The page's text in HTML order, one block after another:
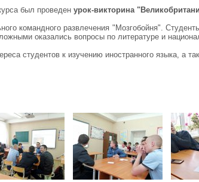
был проведен урок-викторина
командного развлечения "Мозгобойня".
оказались вопросы по литературе и
студентов к изучению иностранного языка, а